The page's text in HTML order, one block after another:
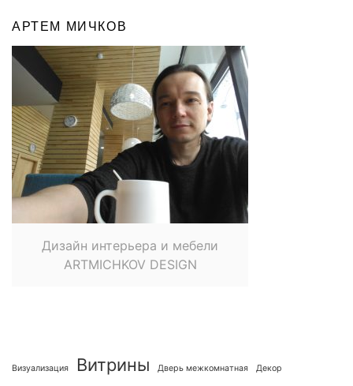
АРТЕМ МИЧКОВ
Дизайн интерьера и мебели
ARTMICHKOV DESIGN
Визуализация Витрины Дверь межкомнатная Декор